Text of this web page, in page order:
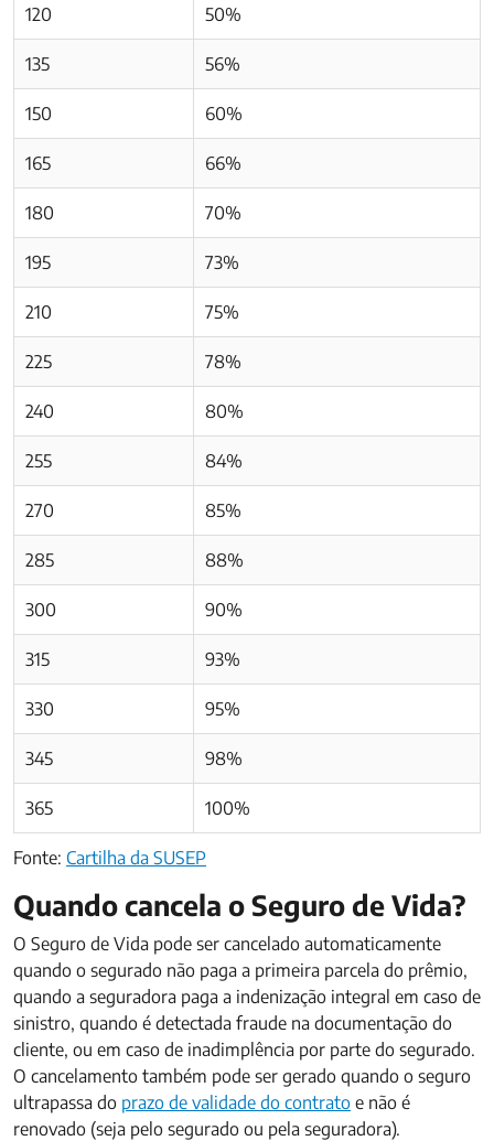
120 50%
135 56%
150 60%
165 66%
180 70%
195 73%
210 75%
225 78%
240 80%
255 84%
270 85%
285 88%
300 90%
315 93%
330 95%
345 98%
365 100%
Fonte: Cartilha da SUSEP
Quando cancela o Seguro de Vida?
O Seguro de Vida pode ser cancelado automaticamente
quando o segurado não paga a primeira parcela do prêmio,
quando a seguradora paga a indenização integral em caso de
sinistro, quando é detectada fraude na documentação do
cliente, ou em caso de inadimplência por parte do segurado.
O cancelamento também pode ser gerado quando o seguro
ultrapassa do prazo de validade do contrato e não é
renovado (seja pelo segurado ou pela seguradora).